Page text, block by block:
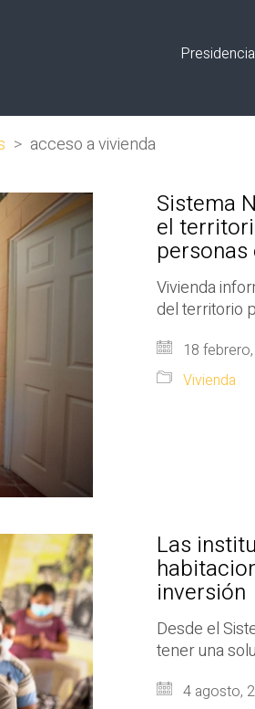
Presidencia
> acceso a vivienda
Sistema
el
Vivienda
del territorio
18
Vivienda
Las
inversión
Desde el
tener una
4 agosto,